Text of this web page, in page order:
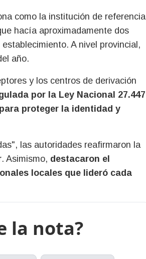
como la institución de referencia
hacía aproximadamente dos
A nivel provincial,
año.
y los centros de derivación
por la Ley Nacional 27.447
proteger la identidad y
las autoridades reafirmaron la
. Asimismo, destacaron el
locales que lideró cada
la nota?